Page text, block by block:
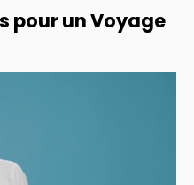
pour un Voyage